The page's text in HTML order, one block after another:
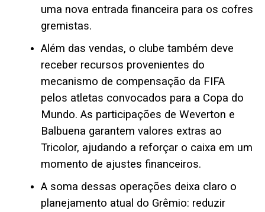
uma nova entrada financeira para os cofres
gremistas.
Além das vendas, o clube também deve
receber recursos provenientes do
mecanismo de compensação da FIFA
pelos atletas convocados para a Copa do
Mundo. As participações de Weverton e
Balbuena garantem valores extras ao
Tricolor, ajudando a reforçar o caixa em um
momento de ajustes financeiros.
A soma dessas operações deixa claro o
planejamento atual do Grêmio: reduzir